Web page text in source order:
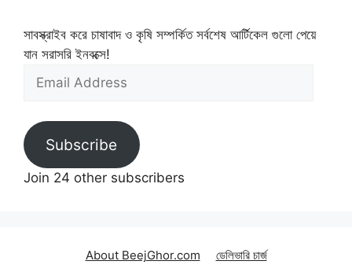
সাবস্ক্রাইব করে চাষাবাদ ও কৃষি সম্পর্কিত সর্বশেষ আর্টিকেল গুলো পেয়ে
যান সরাসরি ইনবক্সে!
Address
Subscribe
Join 24 other subscribers
About BeejGhor.com ডেলিভারি চার্জ